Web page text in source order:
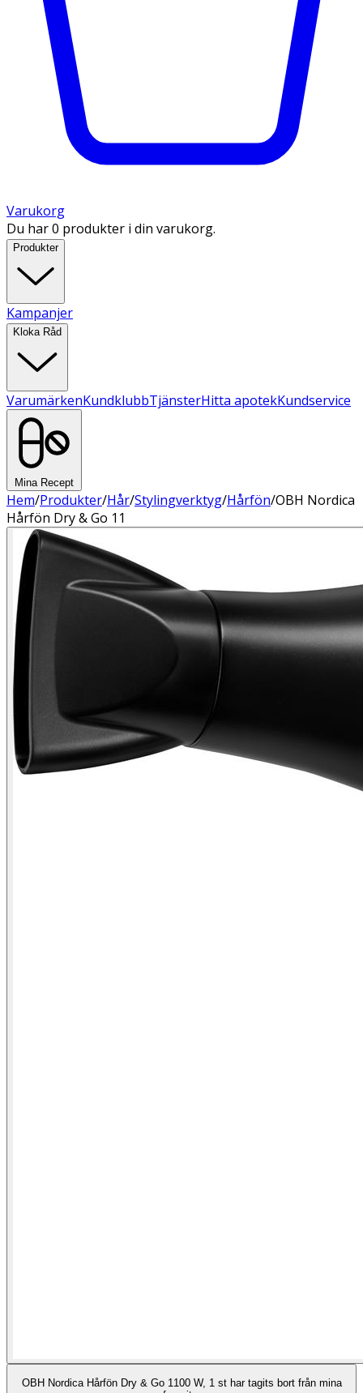
Varukorg
Du har 0 produkter i din varukorg.
Produkter
Kampanjer
Kloka Råd
VarumärkenKundklubbTjänsterHitta apotekKundservice
Mina Recept
Hem/Produkter/Hår/Stylingverktyg/Hårfön/OBH Nordica
Hårfön Dry & Go 11
OBH Nordica Hårfön Dry & Go 1100 W, 1 st har tagits bort från mina